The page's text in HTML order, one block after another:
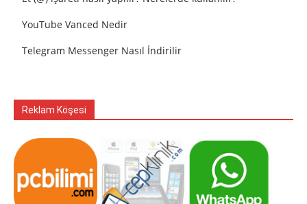
YouTube Vanced Nedir
Telegram Messenger Nasıl İndirilir
Reklam Köşesi